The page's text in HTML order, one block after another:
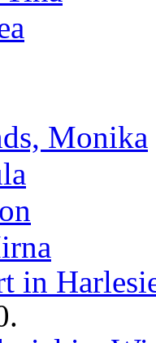
Monika
in